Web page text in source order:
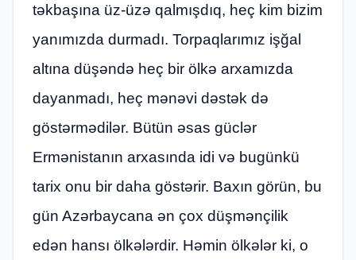
təkbaşına üz-üzə qalmışdıq, heç kim bizim
yanımızda durmadı. Torpaqlarımız işğal
altına düşəndə heç bir ölkə arxamızda
dayanmadı, heç mənəvi dəstək də
göstərmədilər. Bütün əsas güclər
Ermənistanın arxasında idi və bugünkü
tarix onu bir daha göstərir. Baxın görün, bu
gün Azərbaycana ən çox düşmənçilik
edən hansı ölkələrdir. Həmin ölkələr ki, o